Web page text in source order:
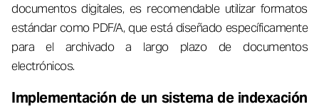
documentos digitales, es recomendable utilizar formatos
estándar como PDF/A, que está diseñado específicamente
para el archivado a largo plazo de documentos
electrónicos.
Implementación de un sistema de indexación